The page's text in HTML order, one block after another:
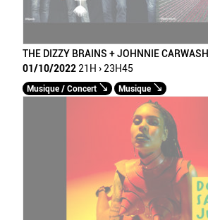
THE DIZZY BRAINS + JOHNNIE CARWASH
01/10/2022 21H › 23H45
Musique / Concert Musique